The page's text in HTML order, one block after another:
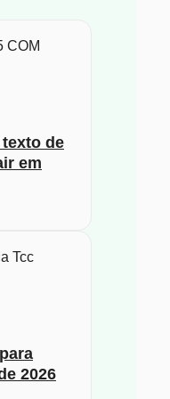
de
em
2026